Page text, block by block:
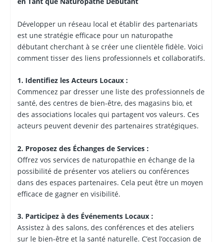
Développer un réseau local et établir des partenariats
est une stratégie efficace pour un naturopathe
débutant cherchant à se créer une clientèle fidèle. Voici
comment tisser des liens professionnels et collaboratifs.
1. Identifiez les Acteurs Locaux :
Commencez par dresser une liste des professionnels de
santé, des centres de bien-être, des magasins bio, et
des associations locales qui partagent vos valeurs. Ces
acteurs peuvent devenir des partenaires stratégiques.
2. Proposez des Échanges de Services :
Offrez vos services de naturopathie en échange de la
possibilité de présenter vos ateliers ou conférences
dans des espaces partenaires. Cela peut être un moyen
efficace de gagner en visibilité.
3. Participez à des Événements Locaux :
Assistez à des salons, des conférences et des ateliers
sur le bien-être et la santé naturelle. C’est l’occasion de